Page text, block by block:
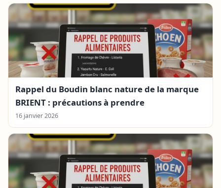
Rappel du Boudin blanc nature de la marque
BRIENT : précautions à prendre
16 janvier 2026